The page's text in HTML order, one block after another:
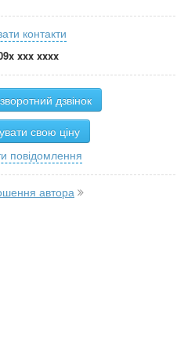
контакти
xxx xxxx
дзвінок
свою ціну
повідомлення
автора